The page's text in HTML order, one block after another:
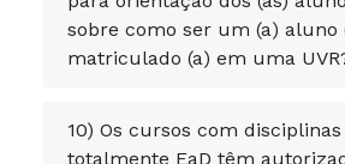
sobre como ser um (a) aluno
matriculado (a) em uma
10) Os cursos com disciplinas
totalmente EaD têm